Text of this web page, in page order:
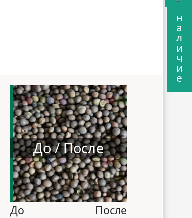
н
а
л
и
ч
и
е
До / После
До После